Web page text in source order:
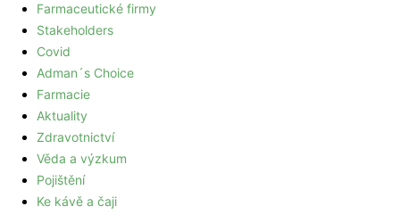
Farmaceutické firmy
Stakeholders
Covid
Adman´s Choice
Farmacie
Aktuality
Zdravotnictví
Věda a výzkum
Pojištění
Ke kávě a čaji